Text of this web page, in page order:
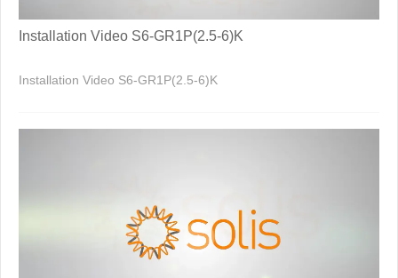
Installation Video S6-GR1P(2.5-6)K
Installation Video S6-GR1P(2.5-6)K